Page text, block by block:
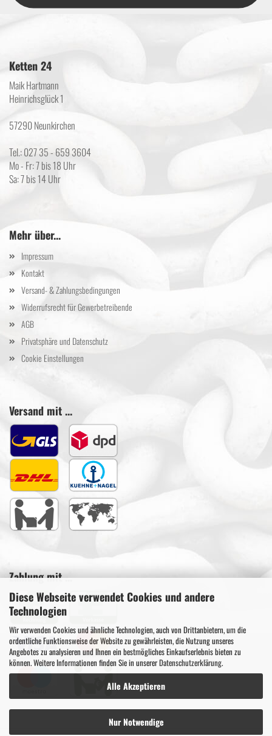
Diese Webseite verwendet Cookies und andere
Technologien
Wir verwenden Cookies und ähnliche Technologien, auch von Drittanbietern, um die
ordentliche Funktionsweise der Website zu gewährleisten, die Nutzung unseres
Angebotes zu analysieren und Ihnen ein bestmögliches Einkaufserlebnis bieten zu
können. Weitere Informationen finden Sie in unsererDatenschutzerklärung.
Alle Akzeptieren
Nur Notwendige
Ketten 24
Maik Hartmann
Heinrichsglück 1
57290 Neunkirchen
Tel.: 027 35 - 659 3604
Mo - Fr: 7 bis 18 Uhr
Sa: 7 bis 14 Uhr
Mehr über...
Impressum
Kontakt
Versand- & Zahlungsbedingungen
Widerrufsrecht für Gewerbetreibende
AGB
Privatsphäre und Datenschutz
Cookie Einstellungen
Versand mit ...
Zahlung mit ...